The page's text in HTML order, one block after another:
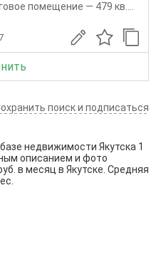
помещение — 479 кв....
поиск и подписаться
недвижимости Якутска 1
описанием и фото
в месяц в Якутске. Средняя